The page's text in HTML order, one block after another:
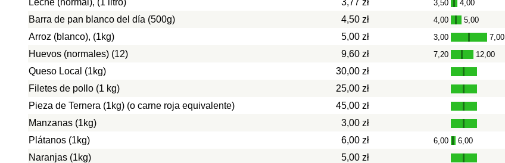
Leche (normal), (1 litro)
3,77 zł 3,50 - 4,00
Barra de pan blanco del día (500g) 4,50 zł 4,00 - 5,00
Arroz (blanco), (1kg) 5,00 zł 3,00 - 7,00
Huevos (normales) (12) 9,60 zł 7,20 - 12,00
Queso Local (1kg)
30,00 zł
Filetes de pollo (1 kg)
25,00 zł
Pieza de Ternera (1kg) (o carne roja equivalente)
45,00 zł
Manzanas (1kg)
3,00 zł
Plátanos (1kg)
6,00 zł 6,00 - 6,00
Naranjas (1kg)
5,00 zł